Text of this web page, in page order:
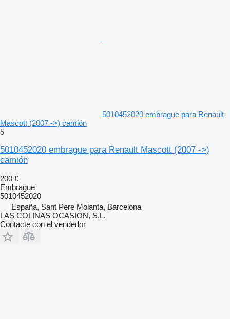
5010452020 embrague para Renault
Mascott (2007 ->) camión
5
5010452020 embrague para Renault Mascott (2007 ->)
camión
200 €
Embrague
5010452020
España, Sant Pere Molanta, Barcelona
LAS COLINAS OCASION, S.L.
Contacte con el vendedor